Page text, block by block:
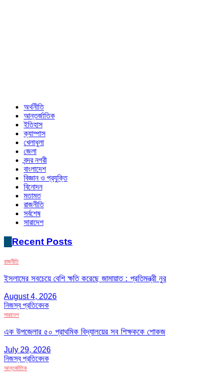
অর্থনীতি
আন্তর্জাতিক
ইতিহাস
ক্যাম্পাস
খেলাধুলা
জেলা
বন্দর নগরী
বাংলাদেশ
বিজ্ঞান ও প্রযুক্তি
বিনোদন
মতামত
রাজনীতি
সর্বশেষ
সারাদেশ
Recent Posts
রাজনীতি
ইসলামের সবচেয়ে বেশি ক্ষতি করেছে জামায়াত : প্রতিমন্ত্রী নুর
August 4, 2026
নিজস্ব প্রতিবেদক
সারাদেশ
এক উপজেলার ৫০ প্রাথমিক বিদ্যালয়ের সব শিক্ষককে শোকজ
July 29, 2026
নিজস্ব প্রতিবেদক
আন্তর্জাতিক